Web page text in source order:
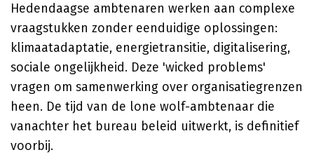
Hedendaagse ambtenaren werken aan complexe
vraagstukken zonder eenduidige oplossingen:
klimaatadaptatie, energietransitie, digitalisering,
sociale ongelijkheid. Deze 'wicked problems'
vragen om samenwerking over organisatiegrenzen
heen. De tijd van de lone wolf-ambtenaar die
vanachter het bureau beleid uitwerkt, is definitief
voorbij.